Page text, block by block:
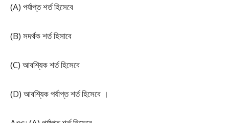
(A) পর্যাপ্ত শর্ত হিসেবে
(B) সদর্থক শর্ত হিসাবে
(C) আবশ্যিক শর্ত হিসেবে
(D) আবশ্যিক পর্যাপ্ত শর্ত হিসেবে ।